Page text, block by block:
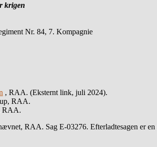
krigen
Nr. 84, 7. Kompagnie
, RAA. (Eksternt link, juli 2024).
RAA.
RAA.
RAA. Sag E-03276. Efterladtesagen er